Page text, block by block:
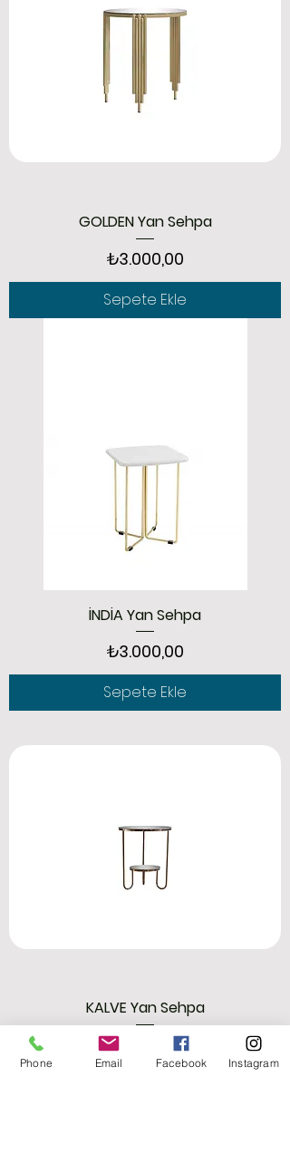
GOLDEN Yan Sehpa
Fiyat
₺3.000,00
Sepete Ekle
İNDİA Yan Sehpa
Fiyat
₺3.000,00
Sepete Ekle
KALVE Yan Sehpa
Fiyat
₺2.800,00
Phone Email Facebook Instagram